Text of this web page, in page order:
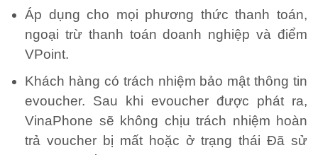
Áp dụng cho mọi phương thức thanh toán,
ngoại trừ thanh toán doanh nghiệp và điểm
VPoint.
Khách hàng có trách nhiệm bảo mật thông tin
evoucher. Sau khi evoucher được phát ra,
VinaPhone sẽ không chịu trách nhiệm hoàn
trả voucher bị mất hoặc ở trạng thái Đã sử